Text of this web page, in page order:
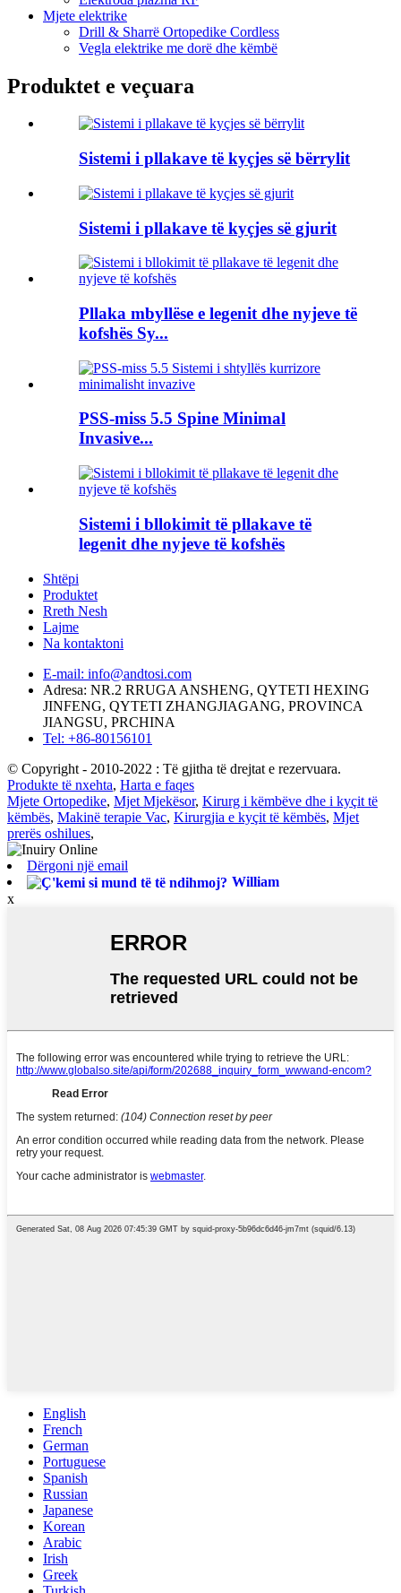
Mjete elektrike
Drill & Sharrë Ortopedike Cordless
Vegla elektrike me dorë dhe këmbë
Produktet e veçuara
Sistemi i pllakave të kyçjes së bërrylit
Sistemi i pllakave të kyçjes së gjurit
Pllaka mbyllëse e legenit dhe nyjeve të
kofshës Sy...
PSS-miss 5.5 Spine Minimal
Invasive...
Sistemi i bllokimit të pllakave të
legenit dhe nyjeve të kofshës
Shtëpi
Produktet
Rreth Nesh
Lajme
Na kontaktoni
E-mail: info@andtosi.com
Adresa: NR.2 RRUGA ANSHENG, QYTETI HEXING
JINFENG, QYTETI ZHANGJIAGANG, PROVINCA
JIANGSU, PRCHINA
Tel: +86-80156101
© Copyright - 2010-2022 : Të gjitha të drejtat e rezervuara.
Produkte të nxehta, Harta e faqes
Mjete Ortopedike, Mjet Mjekësor, Kirurg i këmbëve dhe i kyçit të
këmbës, Makinë terapie Vac, Kirurgjia e kyçit të këmbës, Mjet
prerës oshilues,
Dërgoni një email
William
x
English
French
German
Portuguese
Spanish
Russian
Japanese
Korean
Arabic
Irish
Greek